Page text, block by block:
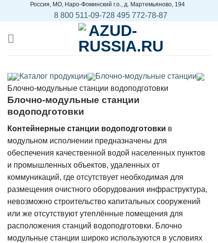
Россия, МO, Наро-Фоминский г.о., д. Мартемьяново, 194
8 800 511-09-728 495 772-78-87
Каталог продукции
Блочно-модульные станции
Блочно-модульные станции водоподготовки
Блочно-модульные станции
водоподготовки
Контейнерные станции водоподготовки в
модульном исполнении предназначены для
обеспечения качественной водой населенных пунктов
и промышленных объектов, удаленных от
коммуникаций, где отсутствует необходимая для
размещения очистного оборудования инфраструктура,
невозможно строительство капитальных сооружений
или же отсутствуют утеплённые помещения для
расположения станций водоподготовки. Блочно
модульные станции широко используются в условиях